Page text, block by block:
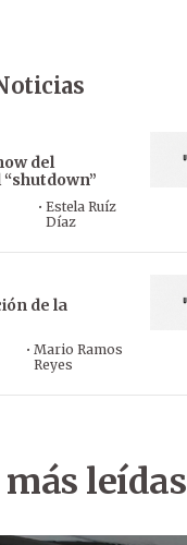
del
“shutdown”
·Estela Ruíz
Díaz
de la
· Mario Ramos
Reyes
leídas